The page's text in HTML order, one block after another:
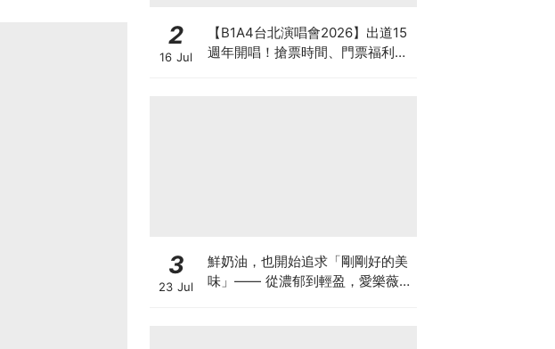
2
16 Jul
【B1A4台北演唱會2026】出道15
週年開唱！搶票時間、門票福利、
3
23 Jul
鮮奶油，也開始追求「剛剛好的美
味」—— 從濃郁到輕盈，愛樂薇